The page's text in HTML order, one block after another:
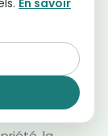
sur le
centres
Panier à
de
y
En savoir